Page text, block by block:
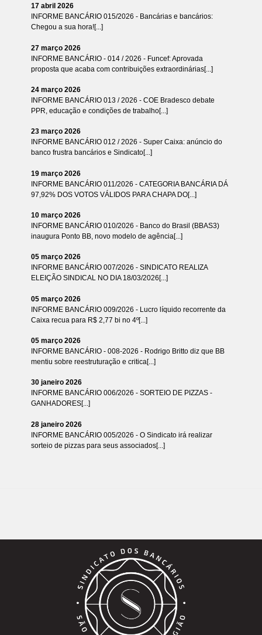
17 abril 2026
INFORME BANCÁRIO 015/2026 - Bancárias e bancários:
Chegou a sua hora![...]
27 março 2026
INFORME BANCÁRIO - 014 / 2026 - Funcef: Aprovada
proposta que acaba com contribuições extraordinárias[...]
24 março 2026
INFORME BANCÁRIO 013 / 2026 - COE Bradesco debate
PPR, educação e condições de trabalho[...]
23 março 2026
INFORME BANCÁRIO 012 / 2026 - Super Caixa: anúncio do
banco frustra bancários e Sindicato[...]
19 março 2026
INFORME BANCÁRIO 011/2026 - CATEGORIA BANCÁRIA DÁ
97,92% DOS VOTOS VÁLIDOS PARA CHAPA DO[...]
10 março 2026
INFORME BANCÁRIO 010/2026 - Banco do Brasil (BBAS3)
inaugura Ponto BB, novo modelo de agência[...]
05 março 2026
INFORME BANCÁRIO 007/2026 - SINDICATO REALIZA
ELEIÇÃO SINDICAL NO DIA 18/03/2026[...]
05 março 2026
INFORME BANCÁRIO 009/2026 - Lucro líquido recorrente da
Caixa recua para R$ 2,77 bi no 4º[...]
05 março 2026
INFORME BANCÁRIO - 008-2026 - Rodrigo Britto diz que BB
mentiu sobre reestruturação e critica[...]
30 janeiro 2026
INFORME BANCÁRIO 006/2026 - SORTEIO DE PIZZAS -
GANHADORES[...]
28 janeiro 2026
INFORME BANCÁRIO 005/2026 - O Sindicato irá realizar
sorteio de pizzas para seus associados[...]